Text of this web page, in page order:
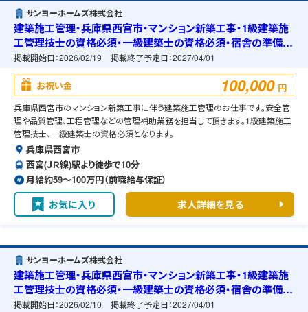
サンヨーホームズ株式会社
建築施工管理・兵庫県西宮市・マンション新築工事・1級建築施
工管理技士の資格必須・一級建築士の資格必須・宿舎の準備可
能
掲載開始日：2026/02/19 掲載終了予定日：2027/04/01
お祝い金 100,000 円
兵庫県西宮市のマンション新築工事に伴う建築施工管理のお仕事です。安全管
理や品質管理、工程管理などの管理補助業務を担当して頂きます。1級建築施工
管理技士、一級建築士の資格必須となります。
兵庫県西宮市
西宮(ＪＲ線)駅より徒歩で10分
月給約59〜100万円（前職給与保証）
お気に入り 求人詳細を見る
サンヨーホームズ株式会社
建築施工管理・兵庫県西宮市・マンション新築工事・1級建築施
工管理技士の資格必須・一級建築士の資格必須・宿舎の準備可
能
掲載開始日：2026/02/10 掲載終了予定日：2027/04/01